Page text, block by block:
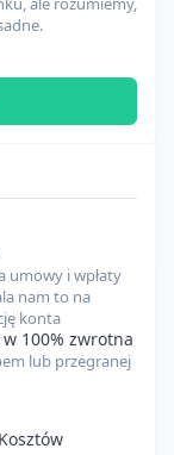
USD
USD PLN
EUR PLN
umowy i wpłaty
nam to na
konta
100% zwrotna
lub przegranej